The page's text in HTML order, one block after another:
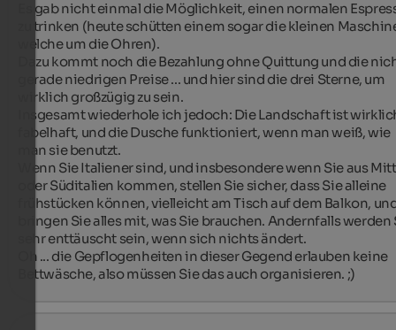
Es gab nicht einmal die Möglichkeit, einen normalen
zu trinken (heute schütten einem sogar die kleinen
welche um die Ohren).
Dazu kommt noch die Bezahlung ohne Quittung und die
gerade niedrigen Preise ... und hier sind die drei Sterne, um
wirklich großzügig zu sein.
Insgesamt wiederhole ich jedoch: Die Landschaft ist
fabelhaft, und die Dusche funktioniert, wenn man weiß, wie
man sie benutzt.
Wenn Sie Italiener sind, und insbesondere wenn Sie aus
oder Süditalien kommen, stellen Sie sicher, dass Sie alleine
frühstücken können, vielleicht am Tisch auf dem Balkon,
bringen Sie alles mit, was Sie brauchen. Andernfalls werden
sehr enttäuscht sein, wenn sich nichts ändert.
Oh ... die Gepflogenheiten in dieser Gegend erlauben keine
Bettwäsche, also müssen Sie das auch organisieren. ;)